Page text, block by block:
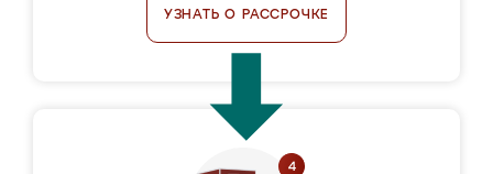
УЗНАТЬ О РАССРОЧКЕ